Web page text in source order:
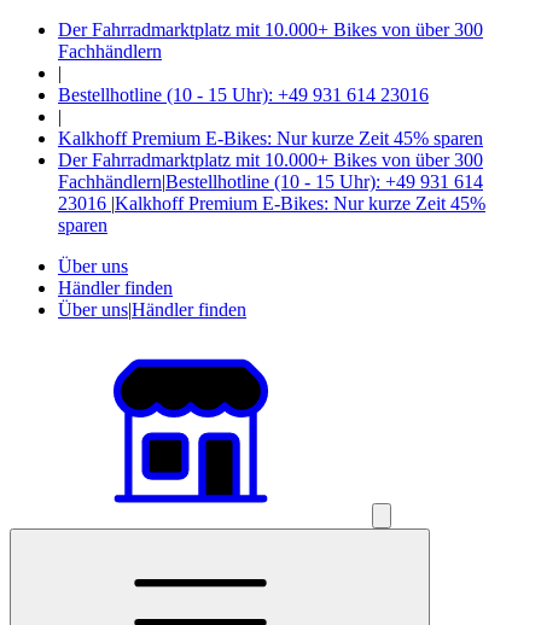
Der Fahrradmarktplatz mit 10.000+ Bikes von über 300
Fachhändlern
|
Bestellhotline (10 - 15 Uhr): +49 931 614 23016
|
Kalkhoff Premium E-Bikes: Nur kurze Zeit 45% sparen
Der Fahrradmarktplatz mit 10.000+ Bikes von über 300
Fachhändlern|Bestellhotline (10 - 15 Uhr): +49 931 614
23016 |Kalkhoff Premium E-Bikes: Nur kurze Zeit 45%
sparen
Über uns
Händler finden
Über uns|Händler finden